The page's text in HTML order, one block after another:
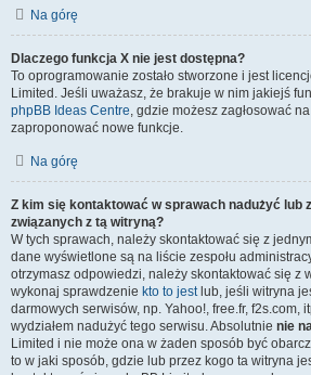
Na górę
Dlaczego funkcja X nie jest dostępna?
To oprogramowanie zostało stworzone i jest
Limited. Jeśli uważasz, że brakuje w nim jakiejś
phpBB Ideas Centre, gdzie możesz zagłosować
zaproponować nowe funkcje.
Na górę
Z kim się kontaktować w sprawach nadużyć lub
związanych z tą witryną?
W tych sprawach, należy skontaktować się z
dane wyświetlone są na liście zespołu
otrzymasz odpowiedzi, należy skontaktować się z
wykonaj sprawdzenie kto to jestlub, jeśli witryna
darmowych serwisów, np. Yahoo!, free.fr, f2s.com,
wydziałem nadużyć tego serwisu. Absolutnie nie
Limited i nie może ona w żaden sposób być
to w jaki sposób, gdzie lub przez kogo ta witryna